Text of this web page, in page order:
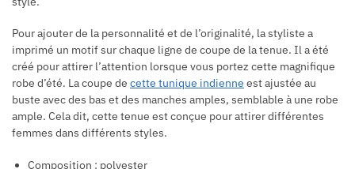
Pour ajouter de la personnalité et de l’originalité, la styliste a
imprimé un motif sur chaque ligne de coupe de la tenue. Il a été
créé pour attirer l’attention lorsque vous portez cette magnifique
robe d’été. La coupe de cette tunique indienne est ajustée au
buste avec des bas et des manches amples, semblable à une robe
ample. Cela dit, cette tenue est conçue pour attirer différentes
femmes dans différents styles.
Composition : polyester